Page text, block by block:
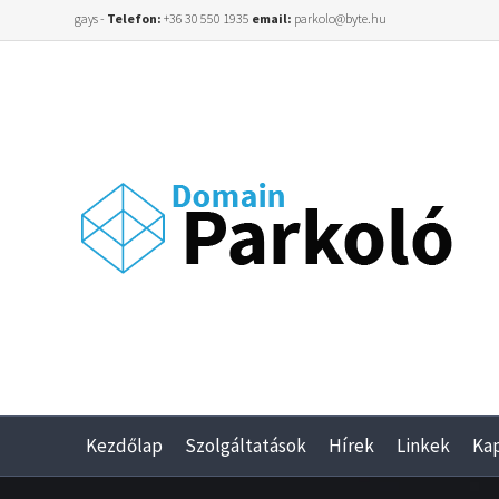
gays - Telefon: +36 30 550 1935 email: parkolo@byte.hu
Kezdőlap Szolgáltatások Hírek Linkek